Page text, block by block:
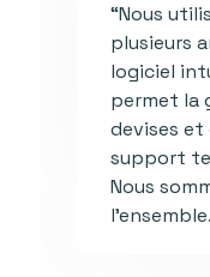
“Nous
plusieurs
logiciel
permet la
devises
support
Nous